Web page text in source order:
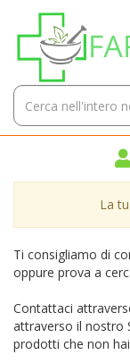
contenuto
principale
Farmacia
Carlo
Alberto
Cerca
Prodotto
La
Ti consigliamo di
oppure prova a
Contattaci
attraverso il nostro
prodotti che non